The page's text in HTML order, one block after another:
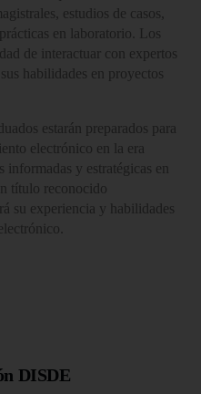
estudios de casos,
en laboratorio. Los
de interactuar con expertos
habilidades en proyectos
estarán preparados para
electrónico en la era
y estratégicas en
título reconocido
su experiencia y habilidades
DISDE